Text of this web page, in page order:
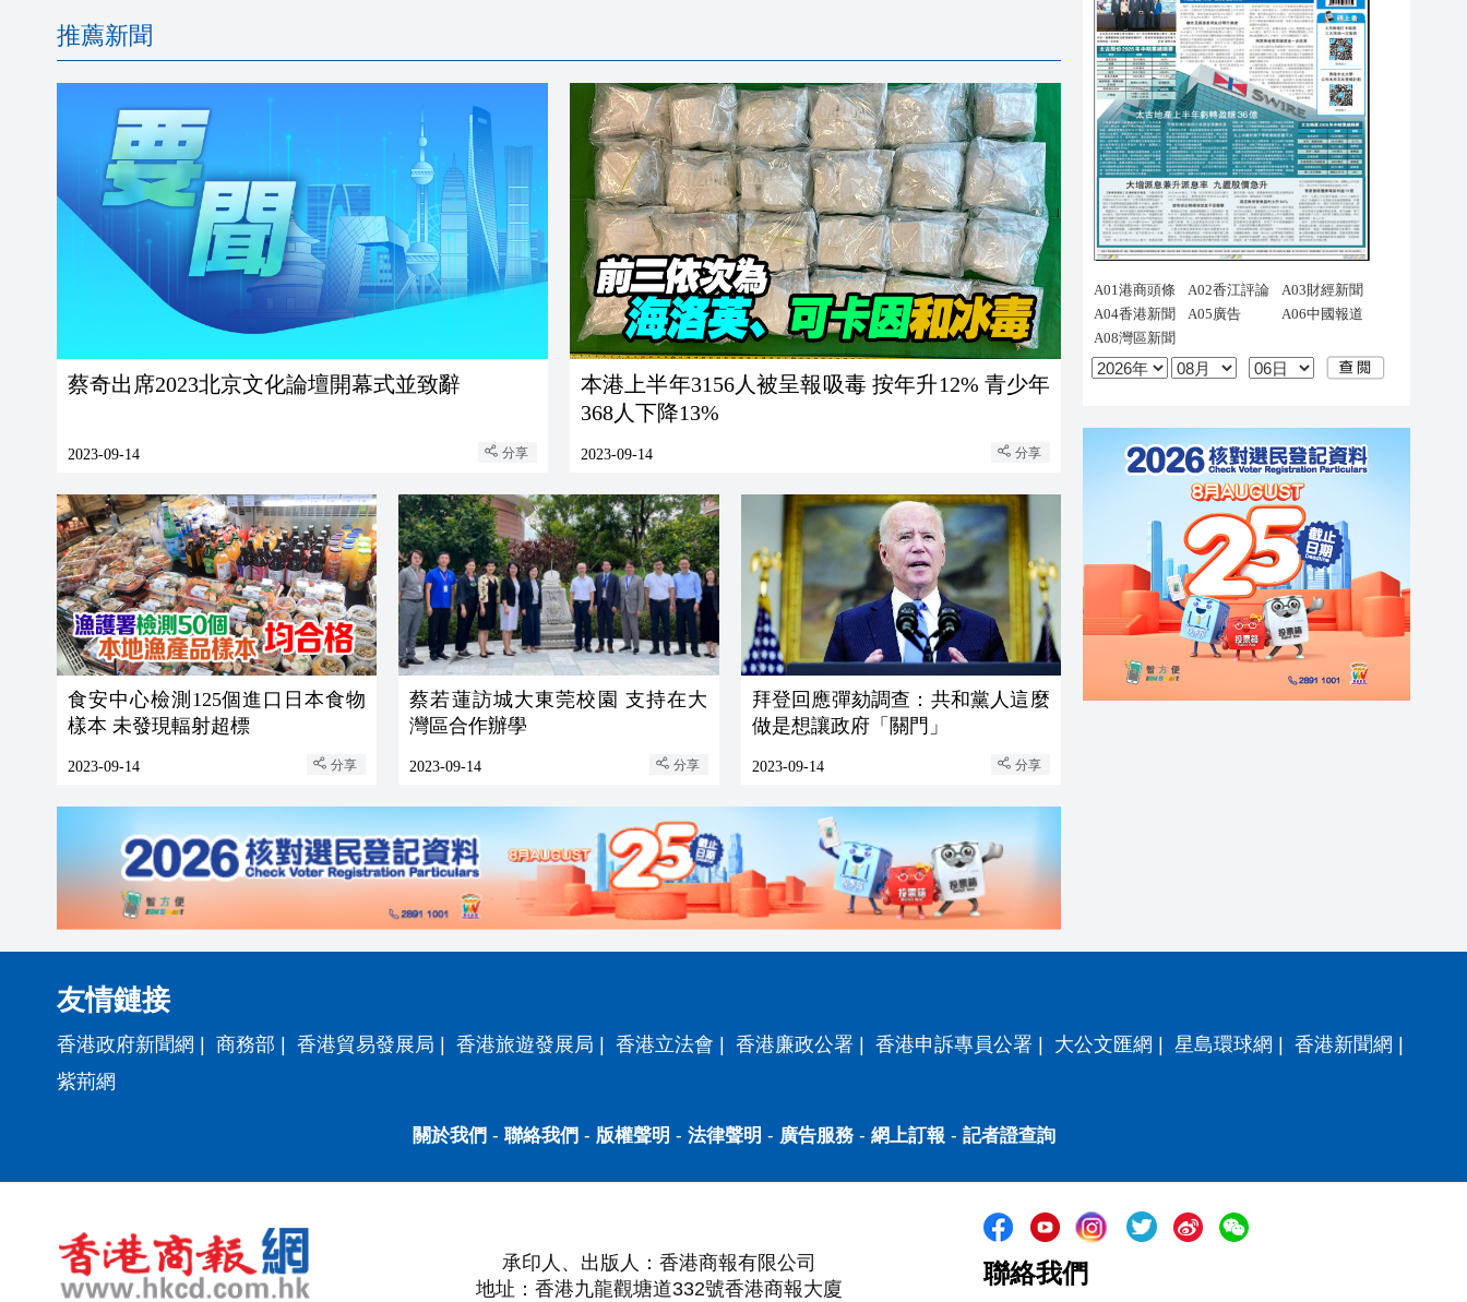
推薦新聞
蔡奇出席2023北京文化論壇開幕式並致辭
2023-09-14 分享
本港上半年3156人被呈報吸毒 按年升12% 青少年
368人下降13%
2023-09-14 分享
食安中心檢測125個進口日本食物
樣本 未發現輻射超標
2023-09-14 分享
蔡若蓮訪城大東莞校園 支持在大
灣區合作辦學
2023-09-14 分享
拜登回應彈劾調查：共和黨人這麼
做是想讓政府「關門」
2023-09-14 分享
友情鏈接
香港政府新聞網 商務部 香港貿易發展局 香港旅遊發展局 香港立法會 香港廉政公署 香港申訴專員公署 大公文匯網 星島環球網 香港新聞網
紫荊網
關於我們 - 聯絡我們 - 版權聲明 - 法律聲明 - 廣告服務- 網上訂報 - 記者證查詢
承印人、出版人：香港商報有限公司
地址：香港九龍觀塘道332號香港商報大廈
聯絡我們